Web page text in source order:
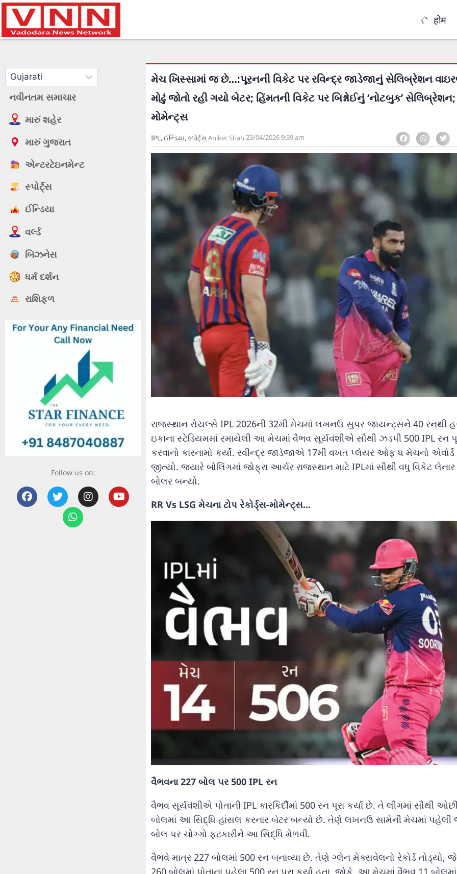
होम
નવીનતમ સમાચાર
મારું શહેર
મારું ગુજરાત
એન્ટરટેઇનમેન્ટ
સ્પોર્ટ્સ
ઈન્ડિયા
વર્લ્ડ
બિઝનેસ
ધર્મ દર્શન
રાશિફળ
Follow us on:
મેચ ખિસ્સામાં જ છે…:પૂરનની વિકેટ પર રવિન્દ્ર જાડેજાનું સેલિબ્રેશન
મોઢું જોતો રહી ગયો બેટર; હિંમતની વિકેટ પર બિશ્નોઈનું ‘નોટબુક’
મોમેન્ટ્સ
IPL,ઈન્ડિયા,સ્પોર્ટ્સAniket Shah 23/04/20269:39 am
રાજસ્થાન રોયલ્સે IPL 2026ની 32મી મેચમાં લખનઉ સુપર જાયન્ટ્સને 40 રનથી
ઇકાના સ્ટેડિયમમાં રમાયેલી આ મેચમાં વૈભવ સૂર્યવંશીએ સૌથી ઝડપી 500 IPL રન
કરવાનો કારનામો કર્યો. રવીન્દ્ર જાડેજાએ 17મી વખત પ્લેયર ઓફ ધ મેચનો એવોર્ડ
જીત્યો. જ્યારે બોલિંગમાં જોફ્રા આર્ચર રાજસ્થાન માટે IPLમાં સૌથી વધુ વિકેટ લેનાર
બોલર બન્યો.
RR Vs LSG મેચના ટોપ રેકોર્ડ્સ-મોમેન્ટ્સ…
વૈભવના 227 બોલ પર 500 IPL રન
વૈભવ સૂર્યવંશીએ પોતાની IPL કારકિર્દીમાં 500 રન પૂરા કર્યા છે. તે લીગમાં સૌથી
બોલમાં આ સિદ્ધિ હાંસલ કરનાર બેટર બન્યો છે. તેણે લખનઉ સામેની મેચમાં પહેલી
બોલ પર ચોગ્ગો ફટકારીને આ સિદ્ધિ મેળવી.
વૈભવે માત્ર 227 બોલમાં 500 રન બનાવ્યા છે. તેણે ગ્લેન મેક્સવેલનો રેકોર્ડ તોડ્યો,